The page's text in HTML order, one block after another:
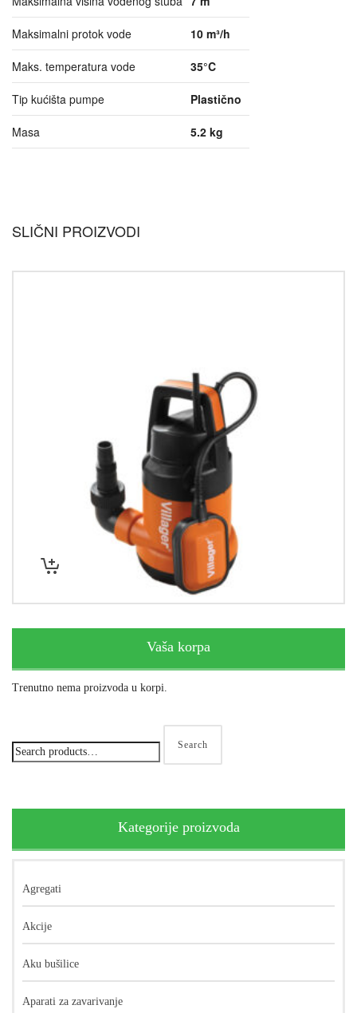
Maksimalni protok vode 10 m³/h
Maks. temperatura vode 35°C
Tip kućišta pumpe Plastično
Masa 5.2 kg
SLIČNI PROIZVODI
Vaša korpa
Trenutno nema proizvoda u korpi.
Search
Kategorije proizvoda
Agregati
Akcije
Aku bušilice
Aparati za zavarivanje